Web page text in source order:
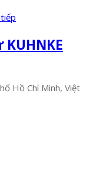
Hồ Chí Minh, Việt